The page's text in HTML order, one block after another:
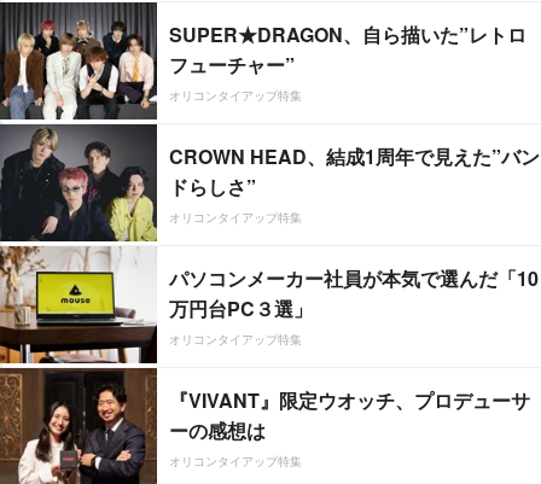
SUPER★DRAGON、自ら描いた”レトロ
フューチャー”
オリコンタイアップ特集
CROWN HEAD、結成1周年で見えた”バン
ドらしさ”
オリコンタイアップ特集
パソコンメーカー社員が本気で選んだ「10
万円台PC３選」
オリコンタイアップ特集
『VIVANT』限定ウオッチ、プロデューサ
ーの感想は
オリコンタイアップ特集